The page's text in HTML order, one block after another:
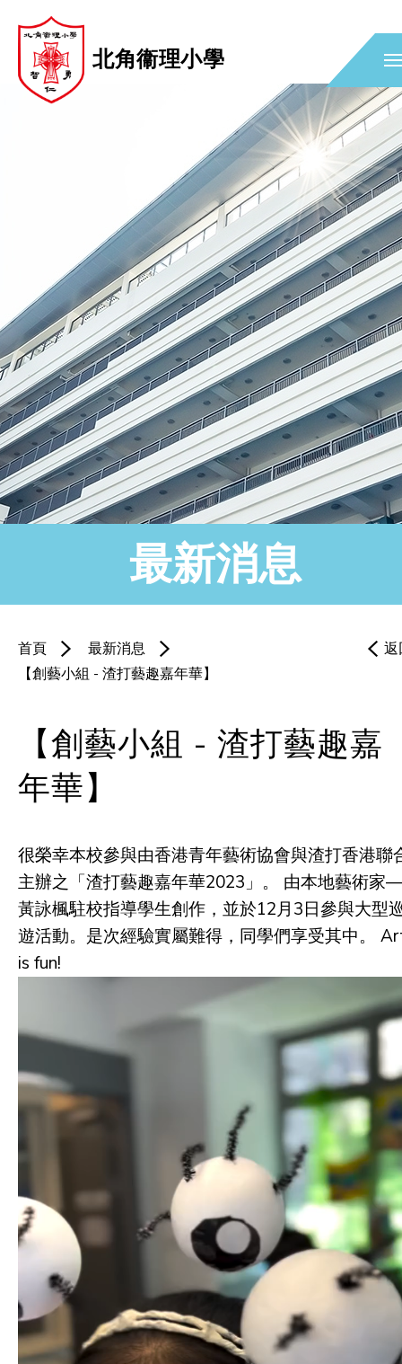
北角衞理小學
最新消息
返
首頁
最新消息
【創藝小組 - 渣打藝趣嘉年華】
【創藝小組 - 渣打藝趣嘉
年華】
很榮幸本校參與由香港青年藝術協會與渣打香港聯
主辦之「渣打藝趣嘉年華2023」。 由本地藝術家—
黃詠楓駐校指導學生創作，並於12月3日參與大型
遊活動。是次經驗實屬難得，同學們享受其中。
is fun!